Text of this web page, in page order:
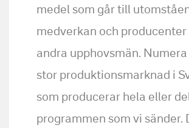
medel som går till
medverkan och
andra upphovsmän.
stor produktionsmarknad i
som producerar hela eller
programmen som vi sänder.